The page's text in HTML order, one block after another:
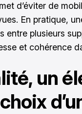
d’éviter de
En pratique,
entre plusieurs
et cohérence
un